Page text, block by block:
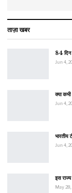
ताज़ा खबर
84 दिन
Jun 4,
क्या
Jun 4,
भारतीय
Jun 4,
इस
May